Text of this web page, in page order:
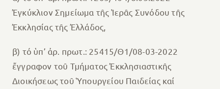
Ἐγκύκλιον Σημείωμα τῆς Ἱερᾶς Συνόδου τῆς
Ἐκκλησίας τῆς Ἐλλάδος,
β) τό ὑπ’ ἀρ. πρωτ.: 25415/Θ1/08-03-2022
ἔγγραφον τοῦ Τμήματος Ἐκκλησιαστικῆς
Διοικήσεως τοῦ Ὑπουργείου Παιδείας καί